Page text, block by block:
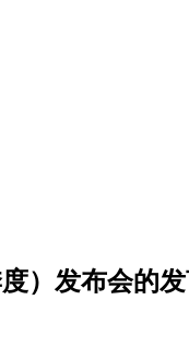
度）发布会